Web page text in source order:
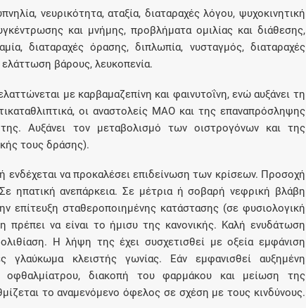
Συνδρομές
επιπλέον παροχές των συνδρομητικών
προγραμμάτων
Ενδείξεις και αγωγές
Βρείτε θεραπευτικές ενδείξεις και αγωγές για
νόσους, συμπτώματα και ιατρικές πράξεις
Γνωρίζατε ότι...
νευρικότητα, αταξία, διαταραχές λόγου, ψυχοκινητική
και μνήμης, προβλήματα ομιλίας και διάθεσης,
διαταραχές όρασης, διπλωπία, νυσταγμός, διαταραχές
ελάττωση βάρους, λευκοπενία.
με καρβαμαζεπίνη και φαινυτοΐνη, ενώ αυξάνει τη
οι αναστολείς ΜΑΟ και της επαναπρόσληψης
Αυξάνει τον μεταβολισμό των οιστρογόνων και της
τους δράσης).
να προκαλέσει επιδείνωση των κρίσεων. Προσοχή
ηπατική ανεπάρκεια. Σε μέτρια ή σοβαρή νεφρική βλάβη
επίτευξη σταθεροποιημένης κατάστασης (σε φυσιολογική
πρέπει να είναι το ήμισυ της κανονικής. Kαλή ενυδάτωση
Η λήψη της έχει συσχετισθεί με οξεία εμφάνιση
γλαύκωμα κλειστής γωνίας. Εάν εμφανισθεί αυξημένη
οφθαλμίατρου, διακοπή του φαρμάκου και μείωση της
το αναμενόμενο όφελος σε σχέση με τους κινδύνους.